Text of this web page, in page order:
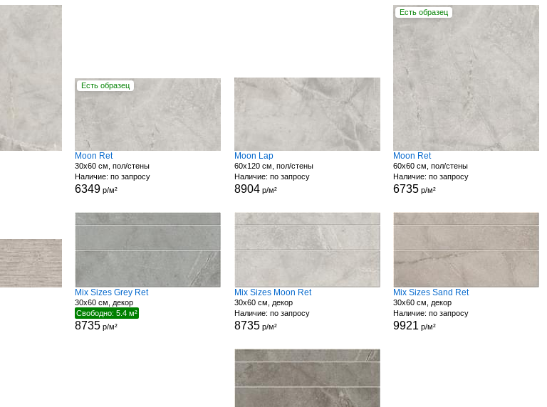
Есть образец
Moon Ret
30x60 см, пол/стены
Наличие: по запросу
6349 р/м²
Moon Lap
60x120 см, пол/стены
Наличие: по запросу
8904р/м²
Есть образец
Moon Ret
60x60 см, пол/стены
Наличие: по запросу
6735 р/м²
Mix Sizes Grey Ret
30x60 см, декор
Свободно: 5.4 м²
8735 р/м²
Mix Sizes Moon Ret
30x60 см, декор
Наличие: по запросу
8735р/м²
Mix Sizes Sand Ret
30x60 см, декор
Наличие: по запросу
9921 р/м²